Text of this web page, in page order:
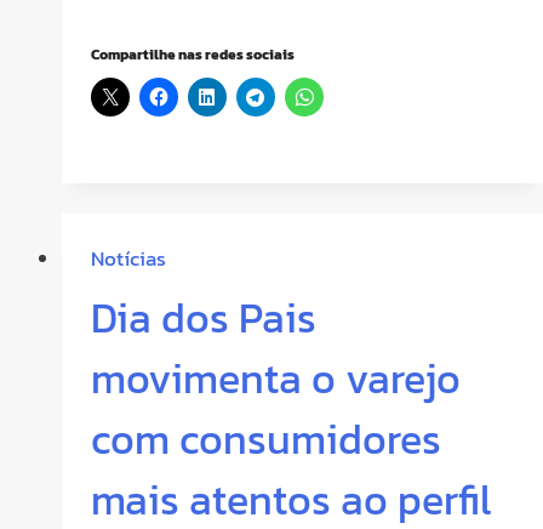
Compartilhe nas redes sociais
Notícias
Dia dos Pais
movimenta o varejo
com consumidores
mais atentos ao perfil